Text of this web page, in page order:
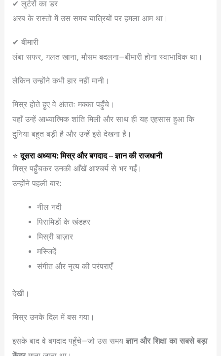
✔ लुटेरों का डर
अरब के रास्तों में उस समय यात्रियों पर हमला आम था।
✔ बीमारी
लंबा सफर, गलत खाना, मौसम बदलना—बीमारी होना स्वाभाविक था।
लेकिन उन्होंने कभी हार नहीं मानी।
मिस्र होते हुए वे अंततः मक्का पहुँचे।
यहाँ उन्हें आध्यात्मिक शांति मिली और साथ ही यह एहसास हुआ कि
दुनिया बहुत बड़ी है और उन्हें इसे देखना है।
⭐दूसरा अध्याय: मिस्र और बगदाद – ज्ञान की राजधानी
मिस्र पहुँचकर उनकी आँखें आश्चर्य से भर गईं।
उन्होंने पहली बार:
नील नदी
पिरामिडों के खंडहर
मिस्री बाज़ार
मस्जिदें
संगीत और नृत्य की परंपराएँ
देखीं।
मिस्र उनके दिल में बस गया।
इसके बाद वे बगदाद पहुँचे—जो उस समयज्ञान और शिक्षा का सबसे बड़ा